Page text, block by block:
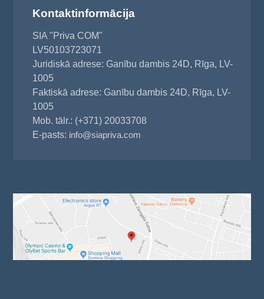
Kontaktinformācija
SIA "Priva COM"
LV50103723071
Juridiskā adrese: Ganību dambis 24D, Rīga, LV-
1005
Faktiskā adrese: Ganību dambis 24D, Rīga, LV-
1005
Mob. tālr.: (+371) 20033708
E-pasts: info@siapriva.com